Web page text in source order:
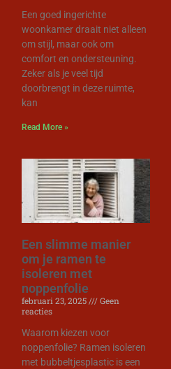
Een goed ingerichte
woonkamer draait niet alleen
om stijl, maar ook om
comfort en ondersteuning.
Zeker als je veel tijd
doorbrengt in deze ruimte,
kan
Read More »
Een slimme manier
om je ramen te
isoleren met
noppenfolie
februari 23, 2025
Geen
reacties
Waarom kiezen voor
noppenfolie? Ramen isoleren
met bubbeltjesplastic is een